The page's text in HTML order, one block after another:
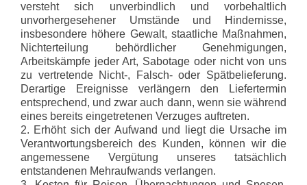
versteht sich unverbindlich und vorbehaltlich
unvorhergesehener Umstände und Hindernisse,
insbesondere höhere Gewalt, staatliche Maßnahmen,
Nichterteilung behördlicher Genehmigungen,
Arbeitskämpfe jeder Art, Sabotage oder nicht von uns
zu vertretende Nicht-, Falsch- oder Spätbelieferung.
Derartige Ereignisse verlängern den Liefertermin
entsprechend, und zwar auch dann, wenn sie während
eines bereits eingetretenen Verzuges auftreten.
2. Erhöht sich der Aufwand und liegt die Ursache im
Verantwortungsbereich des Kunden, können wir die
angemessene Vergütung unseres tatsächlich
entstandenen Mehraufwands verlangen.